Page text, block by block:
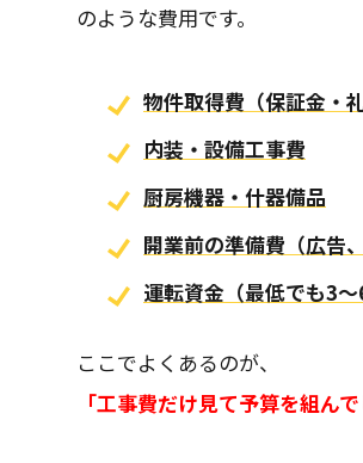
のような費用です。
物件取得費（保証金・
内装・設備工事費
厨房機器・什器備品
開業前の準備費（広告
運転資金（最低でも3〜
ここでよくあるのが、
「工事費だけ見て予算を組んで